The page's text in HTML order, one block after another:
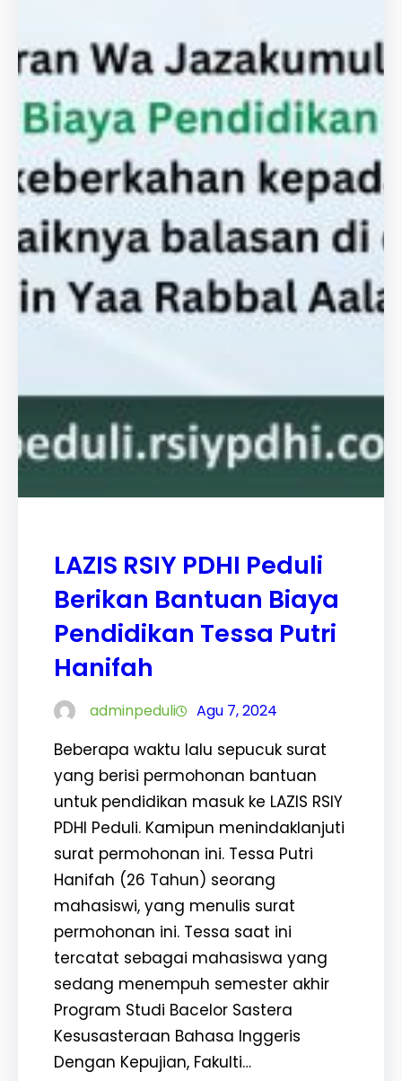
LAZIS RSIY PDHI Peduli
Berikan Bantuan Biaya
Pendidikan Tessa Putri
Hanifah
adminpeduli Agu 7, 2024
Beberapa waktu lalu sepucuk surat
yang berisi permohonan bantuan
untuk pendidikan masuk ke LAZIS RSIY
PDHI Peduli. Kamipun menindaklanjuti
surat permohonan ini. Tessa Putri
Hanifah (26 Tahun) seorang
mahasiswi, yang menulis surat
permohonan ini. Tessa saat ini
tercatat sebagai mahasiswa yang
sedang menempuh semester akhir
Program Studi Bacelor Sastera
Kesusasteraan Bahasa Inggeris
Dengan Kepujian, Fakulti…